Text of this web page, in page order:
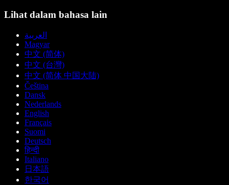
Lihat dalam bahasa lain
العربية
Magyar
中文 (简体)
中文 (台灣)
中文 (简体 中国大陆)
Čeština
Dansk
Nederlands
English
Français
Suomi
Deutsch
हिन्दी
Italiano
日本語
한국어